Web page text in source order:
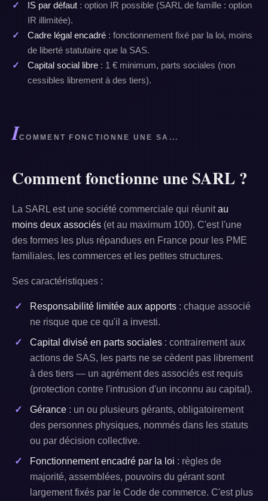
IS par défaut : option IR possible (SARL de famille : option
IR illimitée).
Cadre légal encadré : fonctionnement fixé par la loi, moins
de liberté statutaire que la SAS.
Capital social libre : 1 € minimum, parts sociales (non
cessibles librement à des tiers).
ICOMMENT FONCTIONNE UNE SA...
Comment fonctionne une SARL ?
La SARL est une société commerciale qui réunitau
moins deux associés (et au maximum 100). C'est l'une
des formes les plus répandues en France pour les PME
familiales, les commerces et les petites structures.
Ses caractéristiques :
Responsabilité limitée aux apports : chaque associé
ne risque que ce qu'il a investi.
Capital divisé en parts sociales : contrairement aux
actions de SAS, les parts ne se cèdent pas librement
à des tiers — un agrément des associés est requis
(protection contre l'intrusion d'un inconnu au capital).
Gérance : un ou plusieurs gérants, obligatoirement
des personnes physiques, nommés dans les statuts
ou par décision collective.
Fonctionnement encadré par la loi : règles de
majorité, assemblées, pouvoirs du gérant sont
largement fixés par le Code de commerce. C'est plus